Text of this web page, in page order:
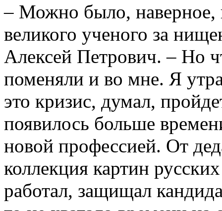
– Можно было, наверное,
великого ученого за
Алексей Петрович. – Но
поменяли и во мне. Я
это кризис, думал,
появилось больше
новой профессией. От
коллекция картин
работал, защищал